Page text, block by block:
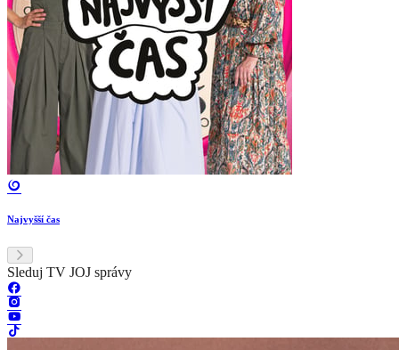
Najvyšší čas
Sleduj TV JOJ správy